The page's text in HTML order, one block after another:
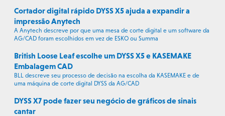
Cortador digital rápido DYSS X5 ajuda a expandir a
impressão Anytech
A Anytech descreve por que uma mesa de corte digital e um software da
AG/CAD foram escolhidos em vez de ESKO ou Summa
British Loose Leaf escolhe um DYSS X5 e KASEMAKE
Embalagem CAD
BLL descreve seu processo de decisão na escolha da KASEMAKE e de
uma máquina de corte digital DYSS da AG/CAD
DYSS X7 pode fazer seu negócio de gráficos de sinais
cantar